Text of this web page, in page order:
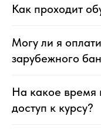
Как проходит
Могу ли я
зарубежного
На какое время
доступ к курсу?